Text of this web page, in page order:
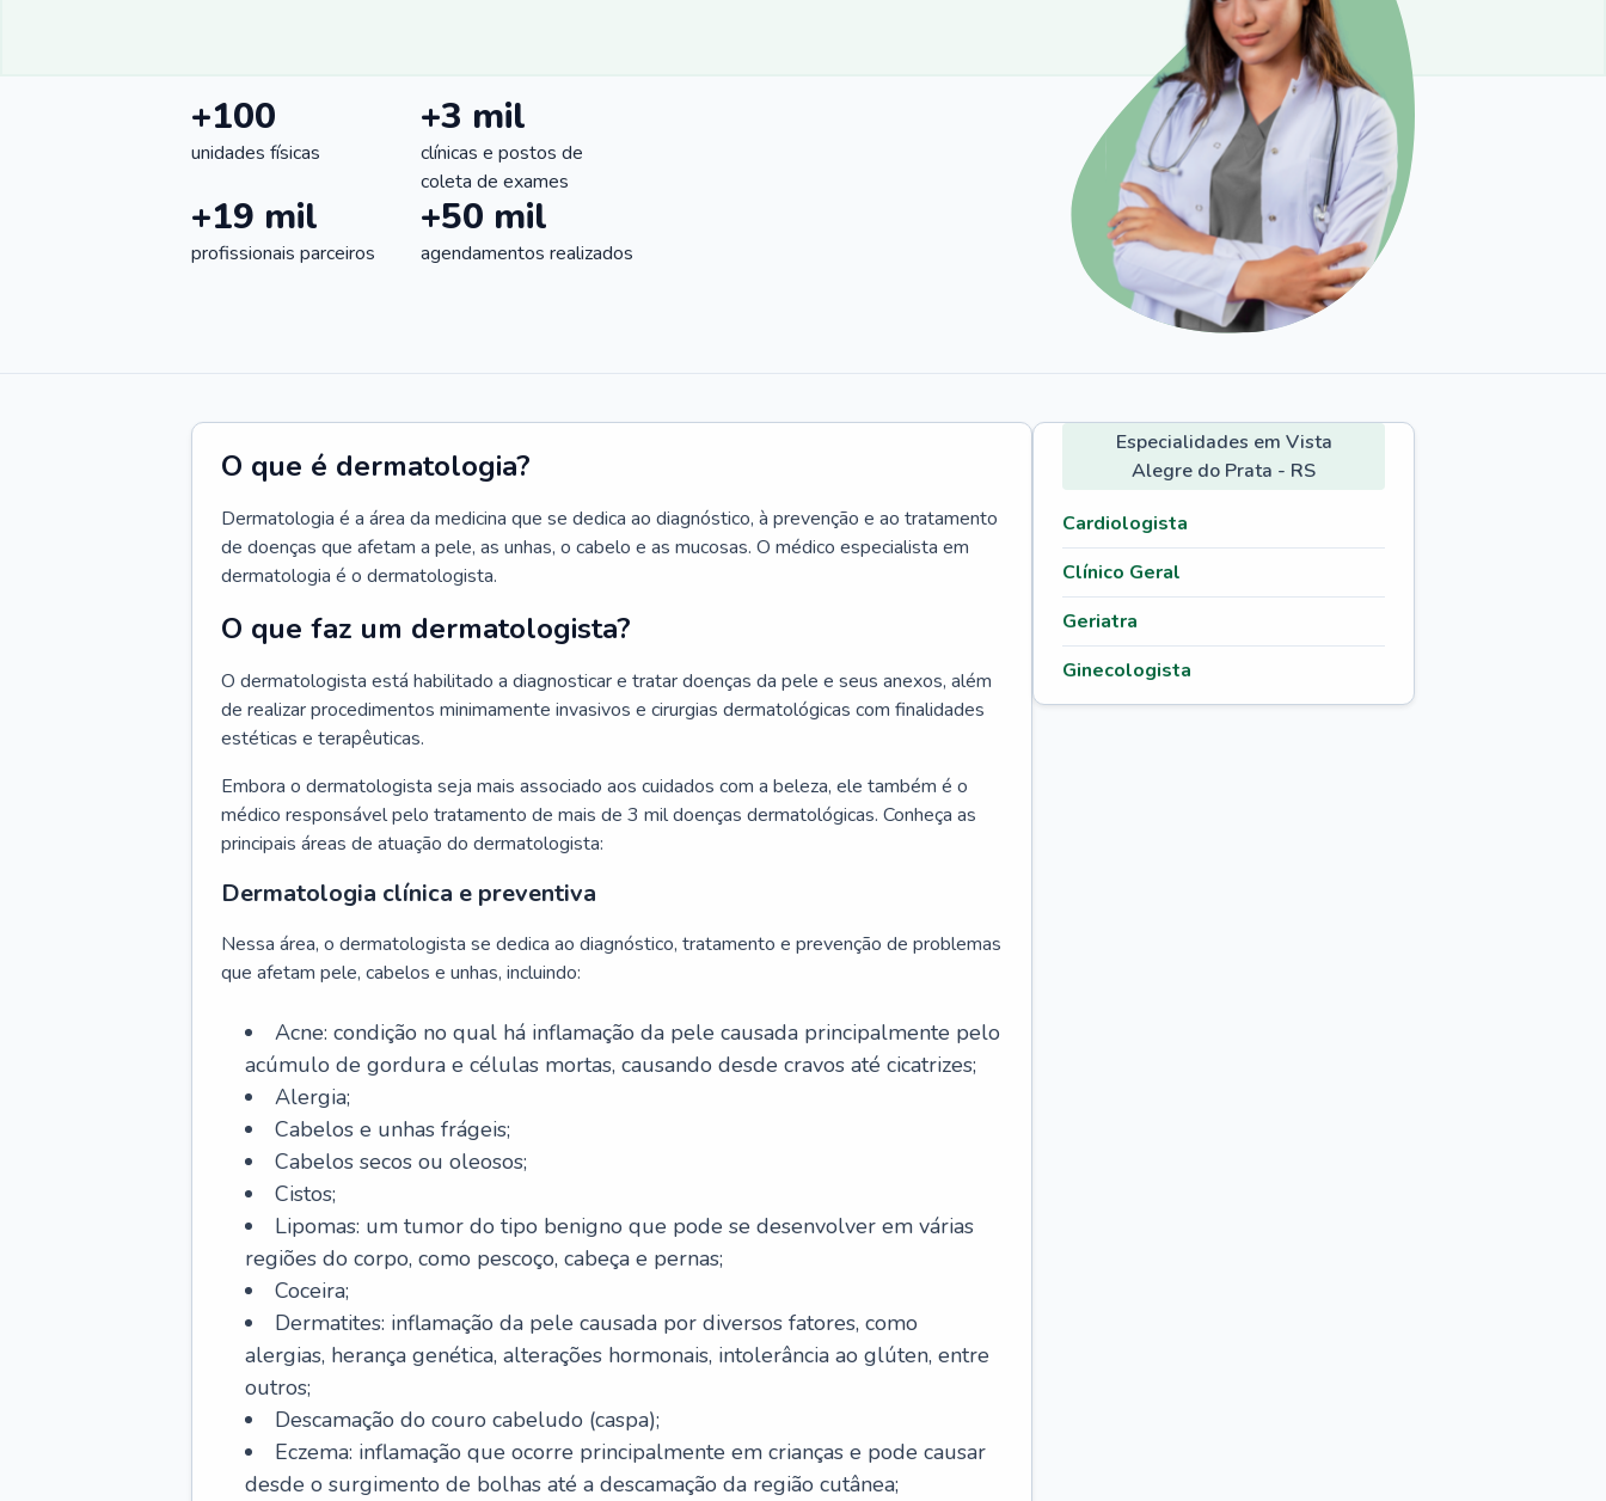
+100
unidades físicas
+3 mil
clínicas e postos de
coleta de exames
+19 mil
profissionais parceiros
+50 mil
agendamentos realizados
O que é dermatologia?
Dermatologia é a área da medicina que se dedica ao diagnóstico, à prevenção e ao tratamento
de doenças que afetam a pele, as unhas, o cabelo e as mucosas. O médico especialista em
dermatologia é o dermatologista.
O que faz um dermatologista?
O dermatologista está habilitado a diagnosticar e tratar doenças da pele e seus anexos, além
de realizar procedimentos minimamente invasivos e cirurgias dermatológicas com finalidades
estéticas e terapêuticas.
Embora o dermatologista seja mais associado aos cuidados com a beleza, ele também é o
médico responsável pelo tratamento de mais de 3 mil doenças dermatológicas. Conheça as
principais áreas de atuação do dermatologista:
Dermatologia clínica e preventiva
Nessa área, o dermatologista se dedica ao diagnóstico, tratamento e prevenção de problemas
que afetam pele, cabelos e unhas, incluindo:
Acne: condição no qual há inflamação da pele causada principalmente pelo
acúmulo de gordura e células mortas, causando desde cravos até cicatrizes;
Alergia;
Cabelos e unhas frágeis;
Cabelos secos ou oleosos;
Cistos;
Lipomas: um tumor do tipo benigno que pode se desenvolver em várias
regiões do corpo, como pescoço, cabeça e pernas;
Coceira;
Dermatites: inflamação da pele causada por diversos fatores, como
alergias, herança genética, alterações hormonais, intolerância ao glúten, entre
outros;
Descamação do couro cabeludo (caspa);
Eczema: inflamação que ocorre principalmente em crianças e pode causar
desde o surgimento de bolhas até a descamação da região cutânea;
Especialidades em Vista
Alegre do Prata - RS
Cardiologista
Clínico Geral
Geriatra
Ginecologista